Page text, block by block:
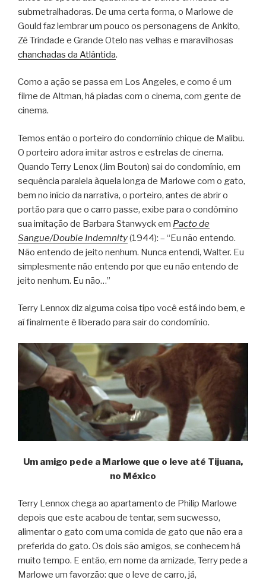
submetralhadoras. De uma certa forma, o Marlowe de
Gould faz lembrar um pouco os personagens de Ankito,
Zé Trindade e Grande Otelo nas velhas e maravilhosas
chanchadas da Atlântida.
Como a ação se passa em Los Angeles, e como é um
filme de Altman, há piadas com o cinema, com gente de
cinema.
Temos então o porteiro do condomínio chique de Malibu.
O porteiro adora imitar astros e estrelas de cinema.
Quando Terry Lenox (Jim Bouton) sai do condomínio, em
sequência paralela àquela longa de Marlowe com o gato,
bem no início da narrativa, o porteiro, antes de abrir o
portão para que o carro passe, exibe para o condômino
sua imitação de Barbara Stanwyck em Pacto de
Sangue/Double Indemnity(1944): – “Eu não entendo.
Não entendo de jeito nenhum. Nunca entendi, Walter. Eu
simplesmente não entendo por que eu não entendo de
jeito nenhum. Eu não…”
Terry Lennox diz alguma coisa tipo você está indo bem, e
aí finalmente é liberado para sair do condomínio.
Um amigo pede a Marlowe que o leve até Tijuana,
no México
Terry Lennox chega ao apartamento de Philip Marlowe
depois que este acabou de tentar, sem sucwesso,
alimentar o gato com uma comida de gato que não era a
preferida do gato. Os dois são amigos, se conhecem há
muito tempo. E então, em nome da amizade, Terry pede a
Marlowe um favorzão: que o leve de carro, já,